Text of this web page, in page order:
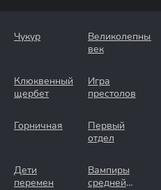
Чукур
Великолепный
век
Клюквенный
щербет
Игра
престолов
Горничная
Первый
отдел
Дети
перемен
Вампиры
средней